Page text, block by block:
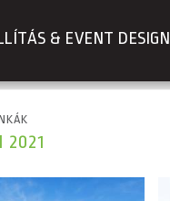
& EVENT DESIGN
2021